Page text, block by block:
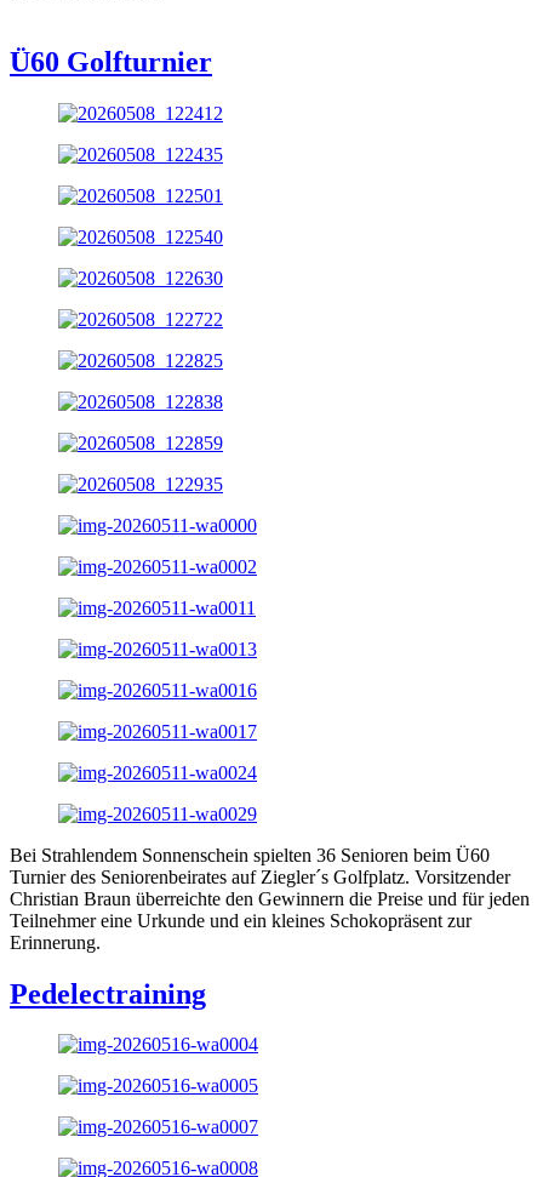
Ü60 Golfturnier
Bei Strahlendem Sonnenschein spielten 36 Senioren beim Ü60
Turnier des Seniorenbeirates auf Ziegler´s Golfplatz. Vorsitzender
Christian Braun überreichte den Gewinnern die Preise und für jeden
Teilnehmer eine Urkunde und ein kleines Schokopräsent zur
Erinnerung.
Pedelectraining